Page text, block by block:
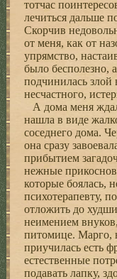
тотчас
лечиться дальше
Скорчив
от меня, как от
упрямство,
было бесполезно,
подчинилась злой
несчастного,
А дома меня
нашла в виде
соседнего дома.
она сразу
прибытием
нежные
которые боялась,
психотерапевту,
отложить до
неимением
питомице. Марго,
приучилась есть
естественные
подавать лапку,